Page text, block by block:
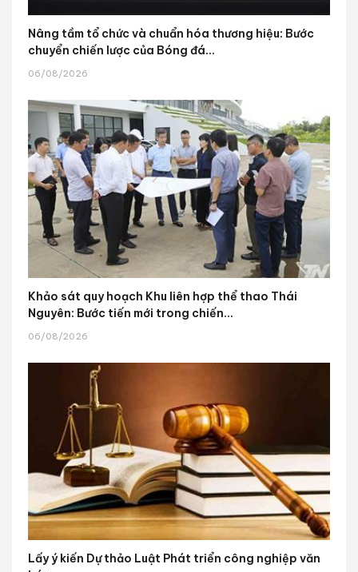
Nâng tầm tổ chức và chuẩn hóa thương hiệu: Bước
chuyển chiến lược của Bóng đá...
06/08/2026
Khảo sát quy hoạch Khu liên hợp thể thao Thái
Nguyên: Bước tiến mới trong chiến...
06/08/2026
Lấy ý kiến Dự thảo Luật Phát triển công nghiệp văn